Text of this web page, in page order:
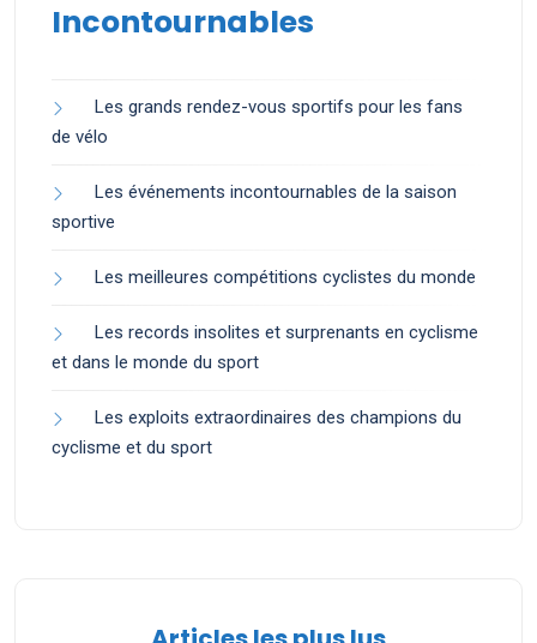
Incontournables
Les grands rendez-vous sportifs pour les fans
de vélo
Les événements incontournables de la saison
sportive
Les meilleures compétitions cyclistes du monde
Les records insolites et surprenants en cyclisme
et dans le monde du sport
Les exploits extraordinaires des champions du
cyclisme et du sport